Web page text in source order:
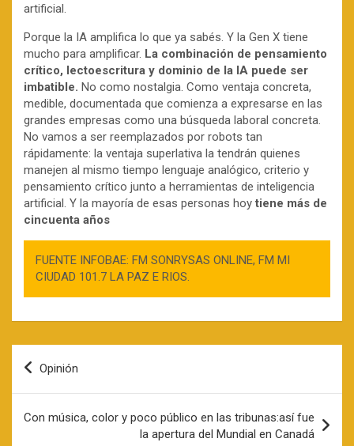
artificial.
Porque la IA amplifica lo que ya sabés. Y la Gen X tiene
mucho para amplificar. La combinación de pensamiento
crítico, lectoescritura y dominio de la IA puede ser
imbatible. No como nostalgia. Como ventaja concreta,
medible, documentada que comienza a expresarse en las
grandes empresas como una búsqueda laboral concreta.
No vamos a ser reemplazados por robots tan
rápidamente: la ventaja superlativa la tendrán quienes
manejen al mismo tiempo lenguaje analógico, criterio y
pensamiento crítico junto a herramientas de inteligencia
artificial. Y la mayoría de esas personas hoytiene más de
cincuenta años
FUENTE INFOBAE: FM SONRYSAS ONLINE, FM MI
CIUDAD 101.7 LA PAZ E RIOS.
Navegación
Opinión
Con música, color y poco público en las tribunas:así fue
la apertura del Mundial en Canadá